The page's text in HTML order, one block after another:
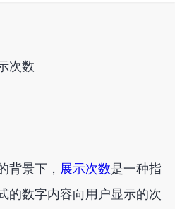
次数
背景下， 展示次数是一种指
的数字内容向用户显示的次